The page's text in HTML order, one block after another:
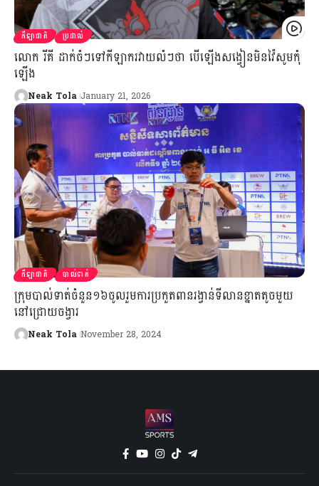
កីឡាជាតិ ប្រដាល់
លោក រីគី ដាក់ចំៗទៅកីឡាករវាយលំៗថា បើឡើងសង្វៀនមិនវ៉ៃសូមកុំ
ឡើង
Neak Tola January 21, 2026
កីឡាជាតិ បាល់ទាត់
ក្រុមបាល់ទាត់ចំនួន១៦ចូលរួមការប្រកួតពានរង្វាន់ទីលានខ្នាតតូចមួយ
នៅជ្រោយចង្វារ
Neak Tola November 28, 2024